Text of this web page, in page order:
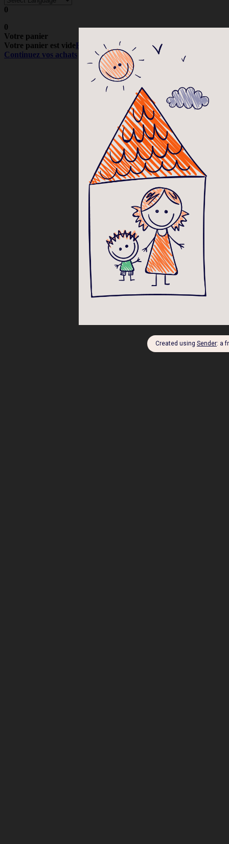
0
0
Votre panier
Votre panier est videRetour à la boutique
Continuez vos achats